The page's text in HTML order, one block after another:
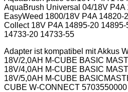
AquaBrush Universal 04/18V P4A
EasyWeed 1800/18V P4A
Collect 18V P4A 14895-20
14733-20 14733-55
Adapter ist kompatibel mit Akkus
18V/2,0AH M-CUBE BASIC
18V/4,0AH M-CUBE BASIC
18V/5,0AH M-CUBE
CUBE W-CONNECT